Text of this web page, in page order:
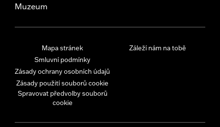
Muzeum
Mapa stránek
Smluvní podmínky
Zásady ochrany osobních údajů
Zásady použití souborů cookie
Spravovat předvolby souborů
cookie
Záleží nám na tobě